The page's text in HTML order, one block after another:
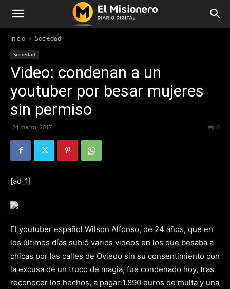
Inicio Sociedad
Sociedad
Video: condenan a un
youtuber por besar mujeres
sin permiso
24 marzo, 2017 0
[ad_1]
El youtuber español Wilson Alfonso, de 24 años, que en
los últimos días subió varios videos en los que besaba a
chicas por las calles de Oviedo sin su consentimiento con
la excusa de un truco de magia, fue condenado hoy, tras
reconocer los hechos, a pagar 1.890 euros de multa y una